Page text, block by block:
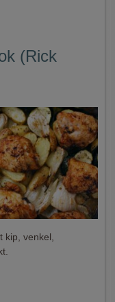
(Rick
venkel,